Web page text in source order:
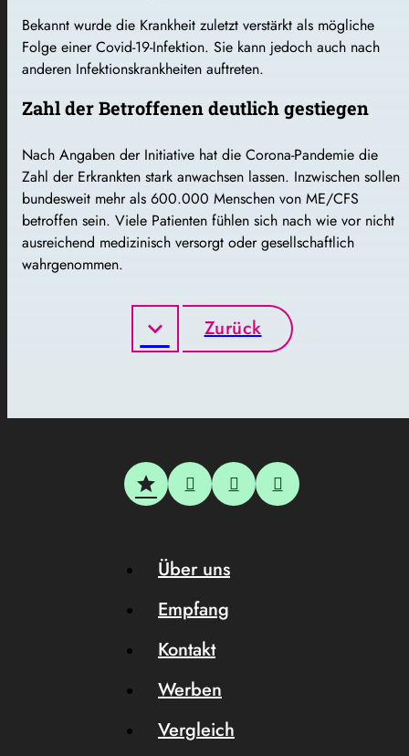
Bekannt wurde die Krankheit zuletzt verstärkt als mögliche
Folge einer Covid-19-Infektion. Sie kann jedoch auch nach
anderen Infektionskrankheiten auftreten.
Zahl der Betroffenen deutlich gestiegen
Nach Angaben der Initiative hat die Corona-Pandemie die
Zahl der Erkrankten stark anwachsen lassen. Inzwischen sollen
bundesweit mehr als 600.000 Menschen von ME/CFS
betroffen sein. Viele Patienten fühlen sich nach wie vor nicht
ausreichend medizinisch versorgt oder gesellschaftlich
wahrgenommen.
Zurück
Über uns
Empfang
Kontakt
Werben
Vergleich